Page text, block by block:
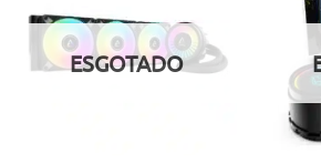
aos meus
desejos
ESGOTADO